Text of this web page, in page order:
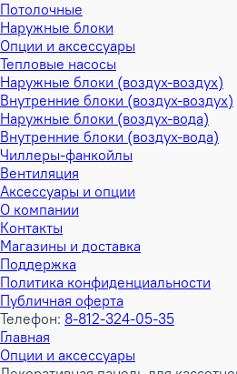
Потолочные
Наружные блоки
Опции и аксессуары
Тепловые насосы
Наружные блоки (воздух-воздух)
Внутренние блоки (воздух-воздух)
Наружные блоки (воздух-вода)
Внутренние блоки (воздух-вода)
Чиллеры-фанкойлы
Вентиляция
Аксессуары и опции
О компании
Контакты
Магазины и доставка
Поддержка
Политика конфиденциальности
Публичная оферта
Телефон: 8-812-324-05-35
Главная
Опции и аксессуары